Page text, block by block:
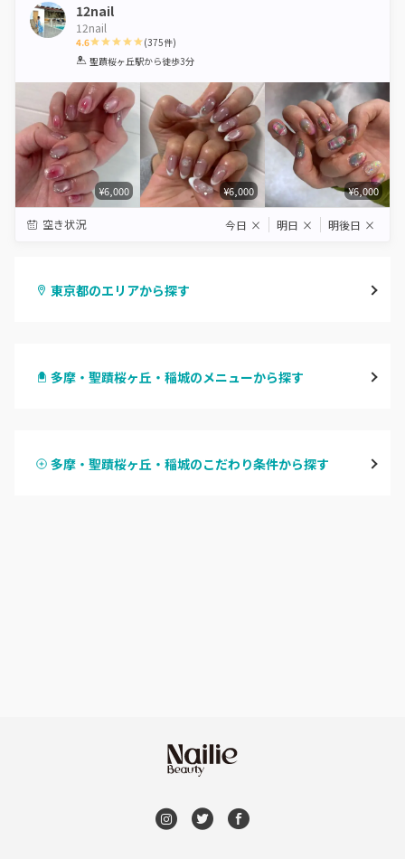
12nail
12nail
4.6
1 2 3 4 5
(375件)
聖蹟桜ヶ丘駅から徒歩3分
¥6,000 ¥6,000 ¥6,000
空き状況 今日 × 明日 × 明後日 ×
東京都のエリアから探す
原宿
多摩・聖蹟桜ヶ丘・稲城のメニューから探す
ハンドスカルプ
多摩・聖蹟桜ヶ丘・稲城のこだわり条件から探す